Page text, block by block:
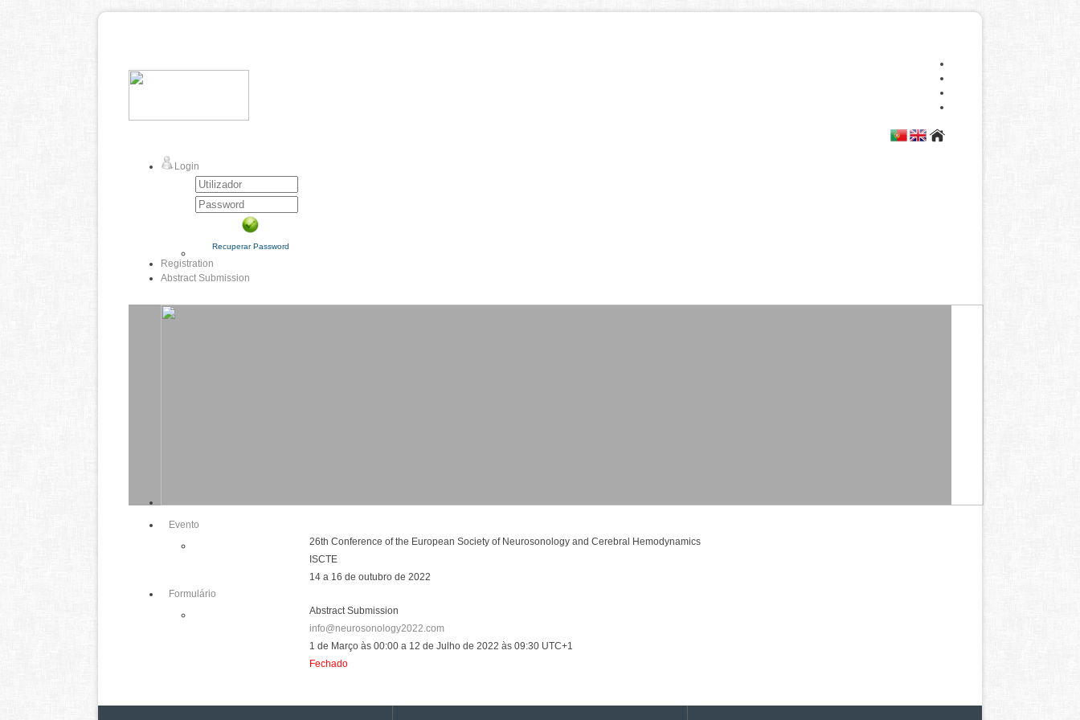
Login
Recuperar Password
Registration
Abstract Submission
Evento
26th Conference of the European Society of Neurosonology and Cerebral Hemodynamics
ISCTE
14 a 16 de outubro de 2022
Formulário
Abstract Submission
info@neurosonology2022.com
1 de Março às 00:00 a 12 de Julho de 2022 às 09:30 UTC+1
Fechado